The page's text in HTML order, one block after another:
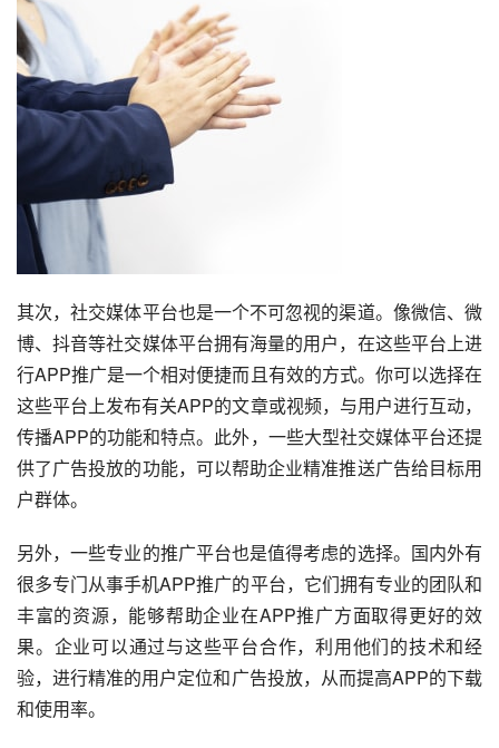
其次，社交媒体平台也是一个不可忽视的渠道。像微信、微
博、抖音等社交媒体平台拥有海量的用户，在这些平台上进
行APP推广是一个相对便捷而且有效的方式。你可以选择在
这些平台上发布有关APP的文章或视频，与用户进行互动，
传播APP的功能和特点。此外，一些大型社交媒体平台还提
供了广告投放的功能，可以帮助企业精准推送广告给目标用
户群体。
另外，一些专业的推广平台也是值得考虑的选择。国内外有
很多专门从事手机APP推广的平台，它们拥有专业的团队和
丰富的资源，能够帮助企业在APP推广方面取得更好的效
果。企业可以通过与这些平台合作，利用他们的技术和经
验，进行精准的用户定位和广告投放，从而提高APP的下载
和使用率。